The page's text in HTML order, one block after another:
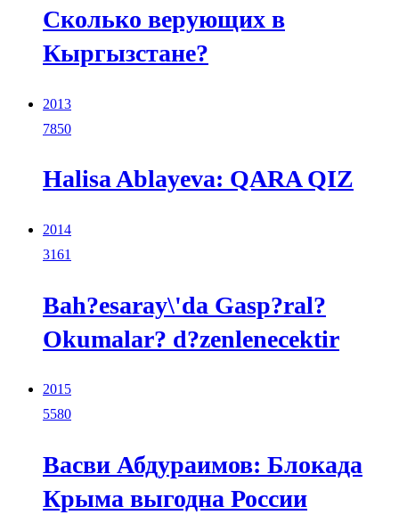
Сколько верующих в
Кыргызстане?
2013
7850
Halisa Ablayeva: QARA QIZ
2014
3161
Bah?esaray\'da Gasp?ral?
Okumalar? d?zenlenecektir
2015
5580
Васви Абдураимов: Блокада
Крыма выгодна России